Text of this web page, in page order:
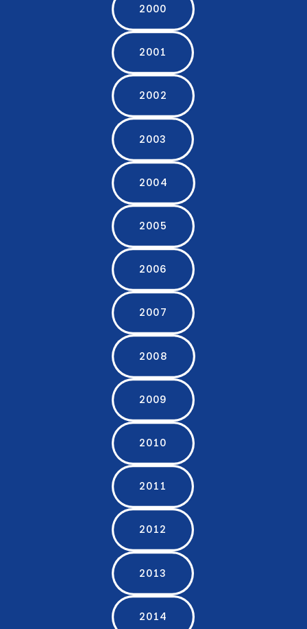
2000
2001
2002
2003
2004
2005
2006
2007
2008
2009
2010
2011
2012
2013
2014